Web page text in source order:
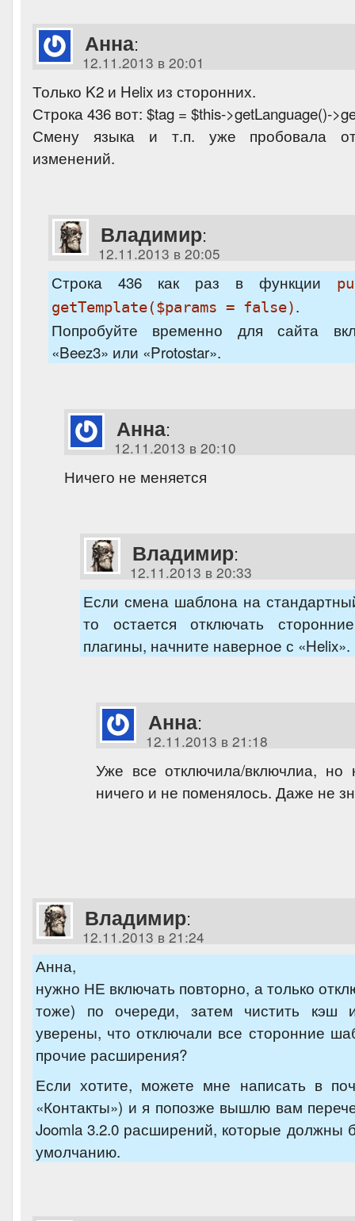
Анна:
12.11.2013 в 20:01
Только K2 и Helix из сторонних.
Строка 436 вот: $tag = $this->getLanguage()-
Смену языка и т.п. уже пробовала
изменений.
Владимир:
12.11.2013 в 20:05
Строка 436 как раз в функции
getTemplate($params = false).
Попробуйте временно для сайта
«Beez3» или «Protostar».
Анна:
12.11.2013 в 20:10
Ничего не меняется
Владимир:
12.11.2013 в 20:33
Если смена шаблона на
то остается отключать
плагины, начните наверное с «Helix».
Анна:
12.11.2013 в 21:18
Уже все отключила/включлиа, но
ничего и не поменялось. Даже не
Владимир:
12.11.2013 в 21:24
Анна,
нужно НЕ включать повторно, а только
тоже) по очереди, затем чистить кэш
уверены, что отключали все сторонние
прочие расширения?
Если хотите, можете мне написать в
«Контакты») и я попозже вышлю вам
Joomla 3.2.0 расширений, которые должны
умолчанию.